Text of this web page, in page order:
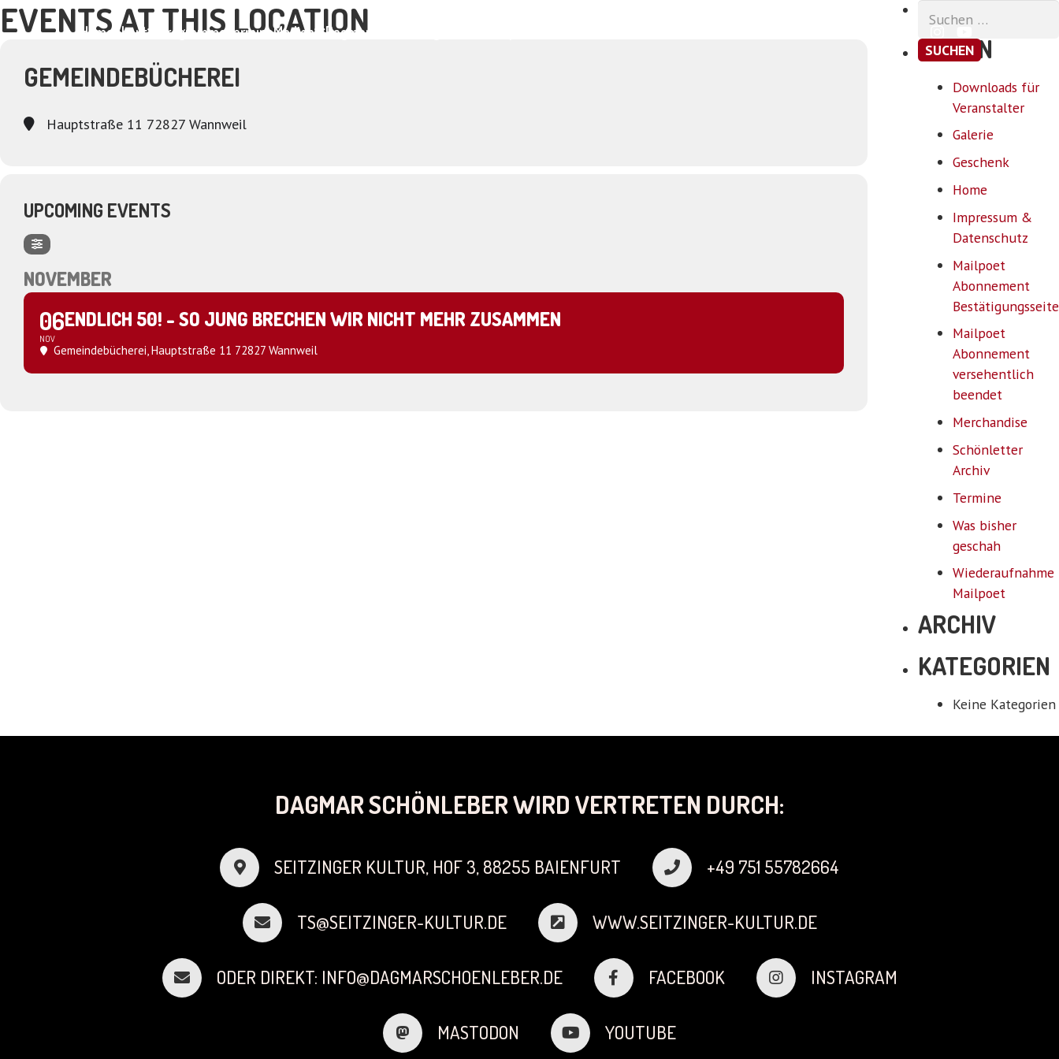
Home About Programme TermineMedien Dagmar und der Organismus
EVENTS AT THIS LOCATION
GEMEINDEBÜCHEREI
Hauptstraße 11 72827 Wannweil
UPCOMING EVENTS
NOVEMBER
06
NOV
ENDLICH 50! - SO JUNG BRECHEN WIR NICHT MEHR ZUSAMMEN
Gemeindebücherei, Hauptstraße 11 72827 Wannweil
nach:
SEITEN
Downloads für
Veranstalter
Galerie
Geschenk
Home
Impressum &
Datenschutz
Mailpoet
Abonnement
Bestätigungsseite
Mailpoet
Abonnement
versehentlich
beendet
Merchandise
Schönletter
Archiv
Termine
Was bisher
geschah
Wiederaufnahme
Mailpoet
ARCHIV
KATEGORIEN
Keine Kategorien
DAGMAR SCHÖNLEBER WIRD VERTRETEN DURCH:
SEITZINGER KULTUR, HOF 3, 88255 BAIENFURT +49 751 55782664
TS@SEITZINGER-KULTUR.DE WWW.SEITZINGER-KULTUR.DE
ODER DIREKT: INFO@DAGMARSCHOENLEBER.DE FACEBOOK INSTAGRAM
MASTODON YOUTUBE